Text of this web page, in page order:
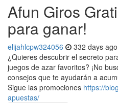
Afun Giros
para ganar!
elijahlcpw324056 332 days ago
¿Quieres descubrir el secreto
juegos de azar favoritos? ¡No
consejos que te ayudarán a
Sigue las promociones https://
apuestas/